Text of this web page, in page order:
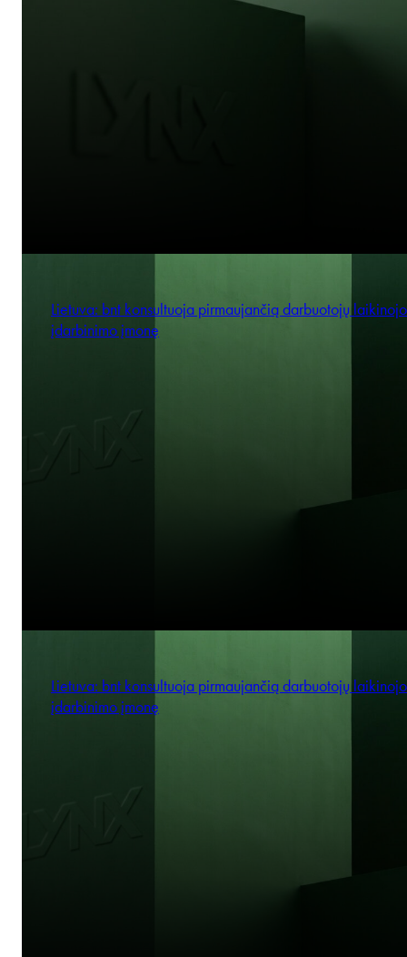
Lietuva: bnt konsultuoja pirmaujančią darbuotojų laikinojo
įdarbinimo įmonę
Lietuva: bnt konsultuoja pirmaujančią darbuotojų laikinojo
įdarbinimo įmonę